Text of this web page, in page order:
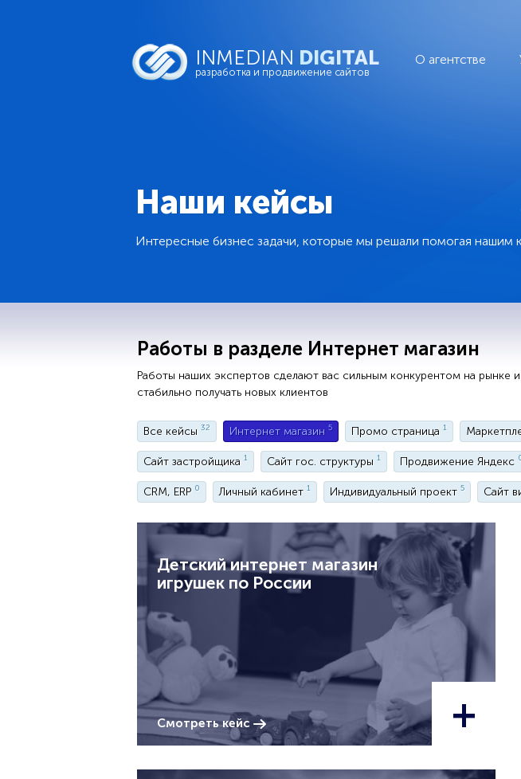
INMEDIAN DIGITAL
разработка и продвижение сайтов
О агентстве
Наши кейсы
Интересные бизнес задачи, которые мы решали помогая нашим
Работы в разделе Интернет магазин
Работы наших экспертов сделают вас сильным конкурентом на рынке
стабильно получать новых клиентов
Все кейсы 32 Интернет магазин 5 Промо страница 1
Сайт застройщика 1 Сайт гос. структуры 1 Продвижение Яндекс
CRM, ERP 0 Личный кабинет 1 Индивидуальный проект 5 Сайт
Детский интернет магазин
игрушек по России
Смотреть кейс +